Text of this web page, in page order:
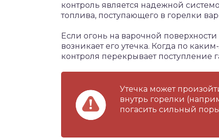
контроль является надежной
топлива, поступающего в горелки
Если огонь на варочной
возникает его утечка. Когда по
контроля перекрывает поступление
Утечка может
внутрь горелки
погасить сильный